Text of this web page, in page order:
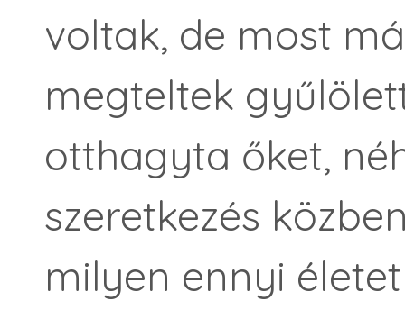
voltak, de most
megteltek
otthagyta őket,
szeretkezés
milyen ennyi